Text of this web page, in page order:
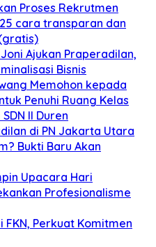
Proses Rekrutmen
cara transparan dan
Ajukan Praperadilan,
Bisnis
Memohon kepada
Penuhi Ruang Kelas
II Duren
di PN Jakarta Utara
Bukti Baru Akan
Upacara Hari
Profesionalisme
FKN, Perkuat Komitmen